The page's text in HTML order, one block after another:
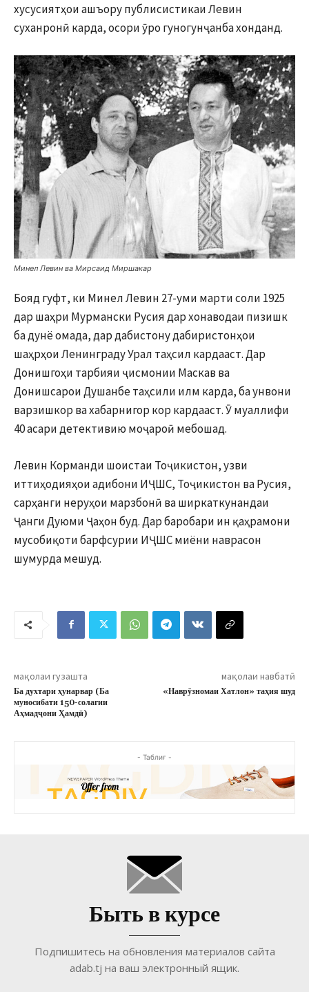
хусусиятҳои ашъору публисистикаи Левин
суханронӣ карда, осори ӯро гуногунҷанба хонданд.
Минел Левин ва Мирсаид Миршакар
Бояд гуфт, ки Минел Левин 27-уми марти соли 1925
дар шаҳри Мурмански Русия дар хонаводаи пизишк
ба дунё омада, дар дабистону дабиристонҳои
шаҳрҳои Ленинграду Урал таҳсил кардааст. Дар
Донишгоҳи тарбияи ҷисмонии Маскав ва
Донишсарои Душанбе таҳсили илм карда, ба унвони
варзишкор ва хабарнигор кор кардааст. Ӯ муаллифи
40 асари детективию моҷароӣ мебошад.
Левин Корманди шоистаи Тоҷикистон, узви
иттиҳодияҳои адибони ИҶШС, Тоҷикистон ва Русия,
сарҳанги неруҳои марзбонӣ ва ширкаткунандаи
Ҷанги Дуюми Ҷаҳон буд. Дар баробари ин қаҳрамони
мусобиқоти барфсурии ИҶШС миёни наврасон
шумурда мешуд.
мақолаи гузашта
Ба духтари ҳунарвар (Ба
муносибати 150-солагии
Аҳмадҷони Ҳамдӣ)
мақолаи навбатӣ
«Наврӯзномаи Хатлон» таҳия шуд
- Таблиғ -
Быть в курсе
Подпишитесь на обновления материалов сайта
adab.tj на ваш электронный ящик.